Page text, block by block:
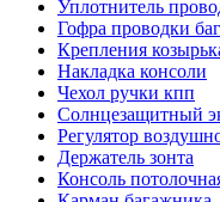
Уплотнитель
Гофра проводки
Крепления
Накладка консоли
Чехол ручки кпп
Солнцезащитный
Регулятор
Держатель зонта
Консоль